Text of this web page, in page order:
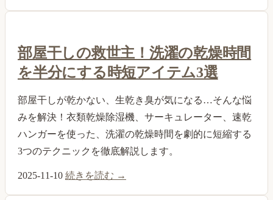
部屋干しの救世主！洗濯の乾燥時間
を半分にする時短アイテム3選
部屋干しが乾かない、生乾き臭が気になる…そんな悩
みを解決！衣類乾燥除湿機、サーキュレーター、速乾
ハンガーを使った、洗濯の乾燥時間を劇的に短縮する
3つのテクニックを徹底解説します。
2025-11-10 続きを読む →